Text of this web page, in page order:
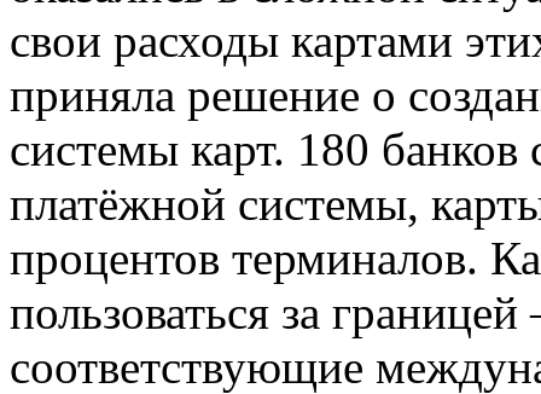
свои расходы картами
приняла решение о
системы карт. 180
платёжной системы,
процентов терминалов.
пользоваться за
соответствующие